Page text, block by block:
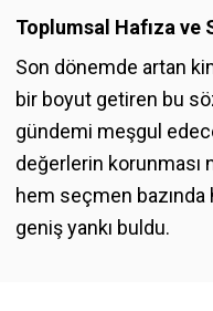
Toplumsal Hafıza ve
Son dönemde artan
bir boyut getiren bu
gündemi meşgul
değerlerin korunması
hem seçmen
geniş yankı buldu.